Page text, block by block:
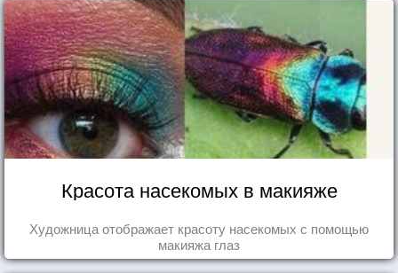
Красота насекомых в макияже
Художница отображает красоту насекомых с помощью
макияжа глаз